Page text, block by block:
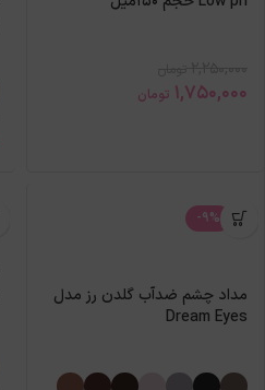
1,750,000 تومان
-9%
مداد چشم ضدآب گلدن رز مدل
Dream Eyes